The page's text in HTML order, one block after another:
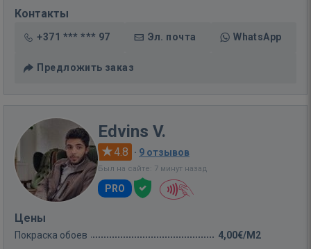
Контакты
+371 *** *** 97 Эл. почта WhatsApp
Предложить заказ
Edvins V.
4.8 · 9 отзывов
Был на сайте: 7 минут назад
PRO
Цены
Покраска обоев 4,00€/M2